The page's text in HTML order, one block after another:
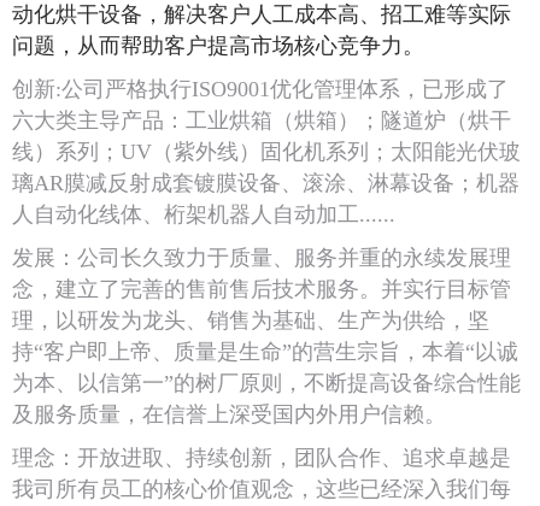
动化烘干设备，解决客户人工成本高、招工难等实际
问题，从而帮助客户提高市场核心竞争力。
创新:公司严格执行ISO9001优化管理体系，已形成了
六大类主导产品：工业烘箱（烘箱）；隧道炉（烘干
线）系列；UV（紫外线）固化机系列；太阳能光伏玻
璃AR膜减反射成套镀膜设备、滚涂、淋幕设备；机器
人自动化线体、桁架机器人自动加工......
发展：公司长久致力于质量、服务并重的永续发展理
念，建立了完善的售前售后技术服务。并实行目标管
理，以研发为龙头、销售为基础、生产为供给，坚
持“客户即上帝、质量是生命”的营生宗旨，本着“以诚
为本、以信第一”的树厂原则，不断提高设备综合性能
及服务质量，在信誉上深受国内外用户信赖。
理念：开放进取、持续创新，团队合作、追求卓越是
我司所有员工的核心价值观念，这些已经深入我们每